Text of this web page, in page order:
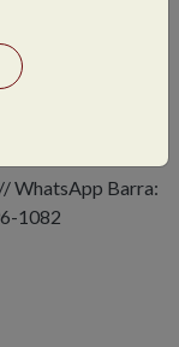
de degustação;
// WhatsApp Barra:
1082